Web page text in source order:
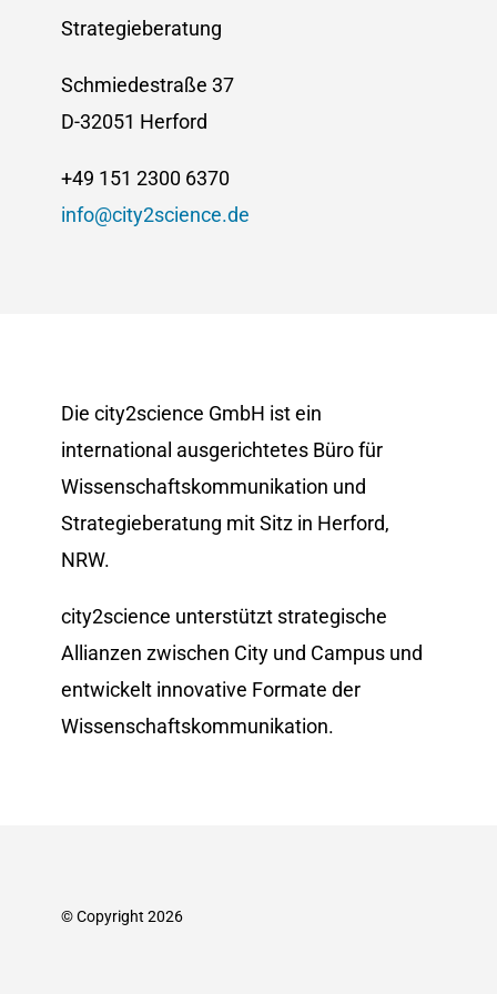
Strategieberatung
Schmiedestraße 37
D-32051 Herford
+49 151 2300 6370
info@city2science.de
Die city2science GmbH ist ein
international ausgerichtetes Büro für
Wissenschaftskommunikation und
Strategieberatung mit Sitz in Herford,
NRW.
city2science unterstützt strategische
Allianzen zwischen City und Campus und
entwickelt innovative Formate der
Wissenschafts­kommunikation.
© Copyright 2026